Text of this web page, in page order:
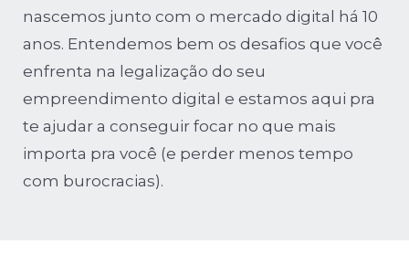
nascemos junto com o mercado digital há 10
anos. Entendemos bem os desafios que você
enfrenta na legalização do seu
empreendimento digital e estamos aqui pra
te ajudar a conseguir focar no que mais
importa pra você (e perder menos tempo
com burocracias).